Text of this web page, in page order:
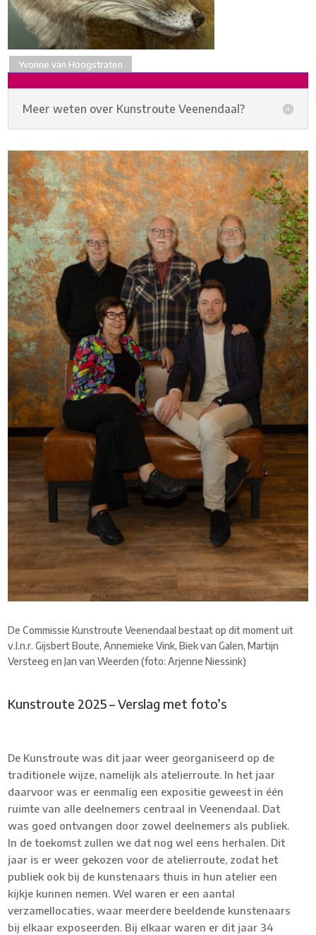
Yvonne van Hoogstraten
Meer weten over Kunstroute Veenendaal?
De Commissie Kunstroute Veenendaal bestaat op dit moment uit
v.l.n.r. Gijsbert Boute, Annemieke Vink, Biek van Galen, Martijn
Versteeg en Jan van Weerden (foto: Arjenne Niessink)
Kunstroute 2025 – Verslag met foto’s
De Kunstroute was dit jaar weer georganiseerd op de
traditionele wijze, namelijk als atelierroute. In het jaar
daarvoor was er eenmalig een expositie geweest in één
ruimte van alle deelnemers centraal in Veenendaal. Dat
was goed ontvangen door zowel deelnemers als publiek.
In de toekomst zullen we dat nog wel eens herhalen. Dit
jaar is er weer gekozen voor de atelierroute, zodat het
publiek ook bij de kunstenaars thuis in hun atelier een
kijkje kunnen nemen. Wel waren er een aantal
verzamellocaties, waar meerdere beeldende kunstenaars
bij elkaar exposeerden. Bij elkaar waren er dit jaar 34